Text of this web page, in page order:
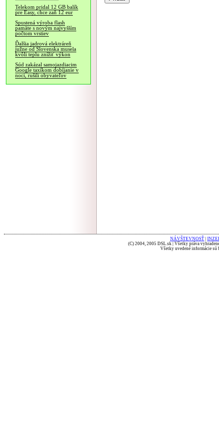
Telekom pridal 12 GB balík
pre Easy, chce zaň 12 eur
Spustená výroba flash
pamäte s novým najvyšším
počtom vrstiev
Ďalšia jadrová elektráreň
južne od Slovenska musela
kvôli teplu znížiť výkon
Súd zakázal samojazdiacim
Google taxíkom dobíjanie v
noci, rušili obyvateľov
NÁVŠTEVNOSŤ
(C) 2004, 2005 DSL.sk | Všetky práva
Všetky uvedené informácie sú